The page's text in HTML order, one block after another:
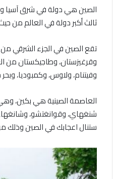
ثالث أكبر دولة في العالم من
تقع الصين في الجزء الشرقي من
وقرغيزستان، وطاجيكستان من
وفيتنام، ولاوس، وكمبوديا،
العاصمة الصينية هي بكين، وهي
شنغهاي، وقوانغتشو،
ستنال اعجابك في الصين وذلك